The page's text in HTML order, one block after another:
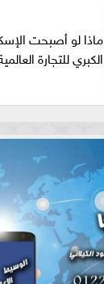
ماذا لو أصبحت
الكبري للتجارة